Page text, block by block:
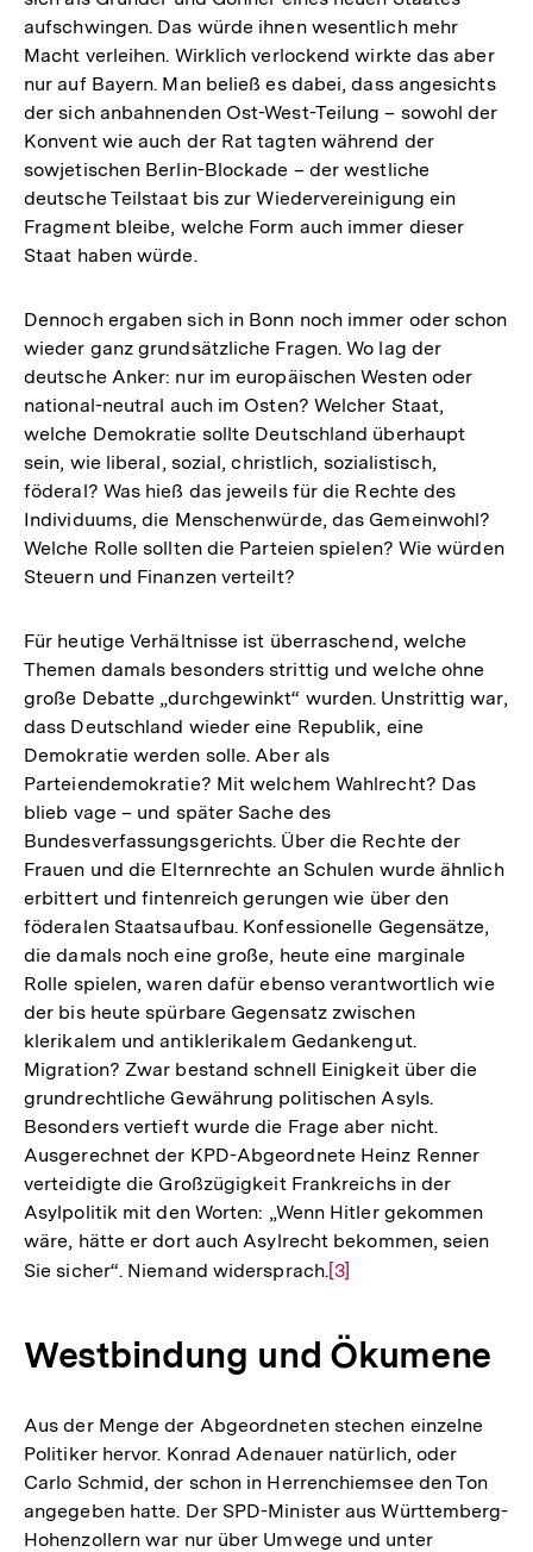
aufschwingen. Das würde ihnen wesentlich mehr
Macht verleihen. Wirklich verlockend wirkte das aber
nur auf Bayern. Man beließ es dabei, dass angesichts
der sich anbahnenden Ost-West-Teilung – sowohl der
Konvent wie auch der Rat tagten während der
sowjetischen Berlin-Blockade – der westliche
deutsche Teilstaat bis zur Wiedervereinigung ein
Fragment bleibe, welche Form auch immer dieser
Staat haben würde.
Dennoch ergaben sich in Bonn noch immer oder schon
wieder ganz grundsätzliche Fragen. Wo lag der
deutsche Anker: nur im europäischen Westen oder
national-neutral auch im Osten? Welcher Staat,
welche Demokratie sollte Deutschland überhaupt
sein, wie liberal, sozial, christlich, sozialistisch,
föderal? Was hieß das jeweils für die Rechte des
Individuums, die Menschenwürde, das Gemeinwohl?
Welche Rolle sollten die Parteien spielen? Wie würden
Steuern und Finanzen verteilt?
Für heutige Verhältnisse ist überraschend, welche
Themen damals besonders strittig und welche ohne
große Debatte „durchgewinkt“ wurden. Unstrittig war,
dass Deutschland wieder eine Republik, eine
Demokratie werden solle. Aber als
Parteiendemokratie? Mit welchem Wahlrecht? Das
blieb vage – und später Sache des
Bundesverfassungsgerichts. Über die Rechte der
Frauen und die Elternrechte an Schulen wurde ähnlich
erbittert und fintenreich gerungen wie über den
föderalen Staatsaufbau. Konfessionelle Gegensätze,
die damals noch eine große, heute eine marginale
Rolle spielen, waren dafür ebenso verantwortlich wie
der bis heute spürbare Gegensatz zwischen
klerikalem und antiklerikalem Gedankengut.
Migration? Zwar bestand schnell Einigkeit über die
grundrechtliche Gewährung politischen Asyls.
Besonders vertieft wurde die Frage aber nicht.
Ausgerechnet der KPD-Abgeordnete Heinz Renner
verteidigte die Großzügigkeit Frankreichs in der
Asylpolitik mit den Worten: „Wenn Hitler gekommen
wäre, hätte er dort auch Asylrecht bekommen, seien
Sie sicher“. Niemand widersprach.Zur
der
Fußnote
[3]
Westbindung und Ökumene
Aus der Menge der Abgeordneten stechen einzelne
Politiker hervor. Konrad Adenauer natürlich, oder
Carlo Schmid, der schon in Herrenchiemsee den Ton
angegeben hatte. Der SPD-Minister aus Württemberg-
Hohenzollern war nur über Umwege und unter